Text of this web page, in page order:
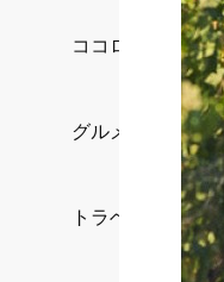
ココロ/カラダ
グルメ
トラベル